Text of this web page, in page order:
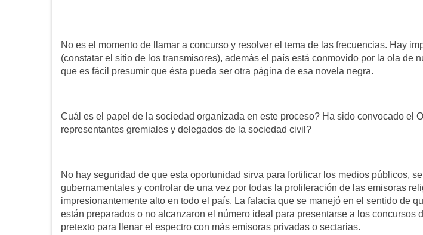
No es el momento de llamar a concurso y resolver el tema de las frecuencias. Hay
(constatar el sitio de los transmisores), además el país está conmovido por la ola de
que es fácil presumir que ésta pueda ser otra página de esa novela negra.
Cuál es el papel de la sociedad organizada en este proceso? Ha sido convocado el
representantes gremiales y delegados de la sociedad civil?
No hay seguridad de que esta oportunidad sirva para fortificar los medios públicos,
gubernamentales y controlar de una vez por todas la proliferación de las emisoras
impresionantemente alto en todo el país. La falacia que se manejó en el sentido de
están preparados o no alcanzaron el número ideal para presentarse a los concursos
pretexto para llenar el espectro con más emisoras privadas o sectarias.